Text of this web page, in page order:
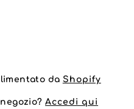
da Shopify
Accedi qui